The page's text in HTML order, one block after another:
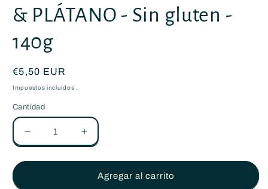
& PLÁTANO - Sin gluten -
140g
Precio
habitual
€5,50 EUR
Impuestos incluidos .
Cantidad
Reducir
cantidad
para
Aumentar
cantidad
para
Cookies
Agregar al carrito